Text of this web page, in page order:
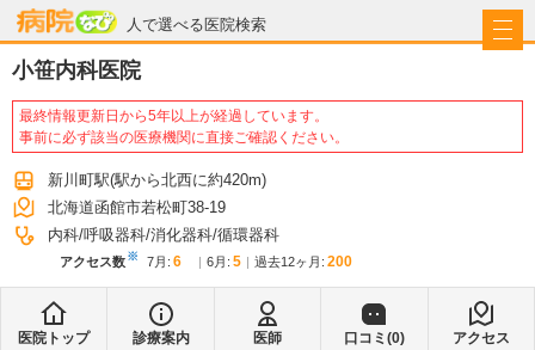
人で選べる医院検索
病院なび
小笹内科医院
最終情報更新日から5年以上が経過しています。
事前に必ず該当の医療機関に直接ご確認ください。
新川町駅(駅から北西に約420m)
北海道函館市若松町38-19
内科 呼吸器科 消化器科 循環器科
アクセス数※ 7月 : 6 6月 : 5 過去12ヶ月: 200
医院トップ 診療案内 医師 口コミ(0) アクセス